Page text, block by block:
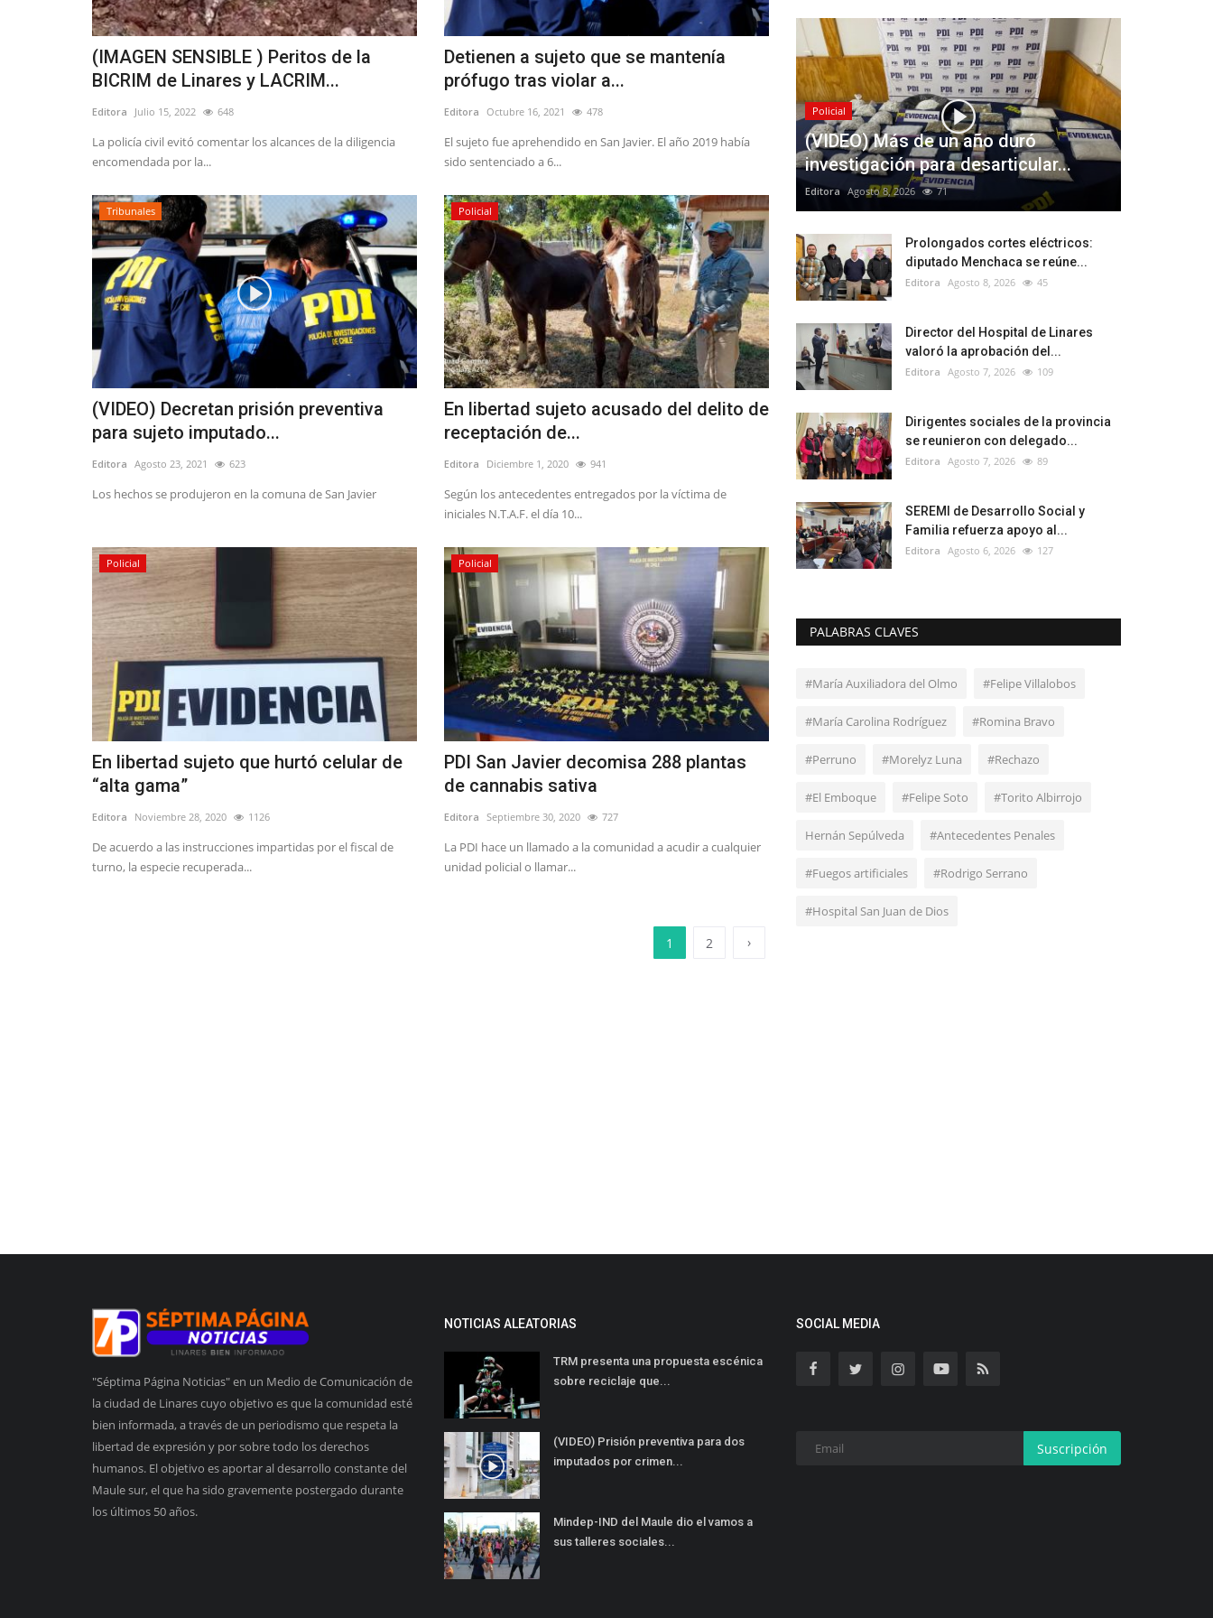
(IMAGEN SENSIBLE ) Peritos de la
BICRIM de Linares y LACRIM...
Editora Julio 15, 2022 648
La policía civil evitó comentar los alcances de la diligencia
encomendada por la...
Detienen a sujeto que se mantenía
prófugo tras violar a...
Editora Octubre 16, 2021 478
El sujeto fue aprehendido en San Javier. El año 2019 había
sido sentenciado a 6...
Tribunales
(VIDEO) Decretan prisión preventiva
para sujeto imputado...
Editora Agosto 23, 2021 623
Los hechos se produjeron en la comuna de San Javier
Policial
En libertad sujeto acusado del delito de
receptación de...
Editora Diciembre 1, 2020 941
Según los antecedentes entregados por la víctima de
iniciales N.T.A.F. el día 10...
Policial
En libertad sujeto que hurtó celular de
“alta gama”
Editora Noviembre 28, 2020 1126
De acuerdo a las instrucciones impartidas por el fiscal de
turno, la especie recuperada...
Policial
PDI San Javier decomisa 288 plantas
de cannabis sativa
Editora Septiembre 30, 2020 727
La PDI hace un llamado a la comunidad a acudir a cualquier
unidad policial o llamar...
1 2 ›
Policial
(VIDEO) Más de un año duró
investigación para desarticular...
Editora Agosto 8, 2026 71
Prolongados cortes eléctricos:
diputado Menchaca se reúne...
Editora Agosto 8, 2026 45
Director del Hospital de Linares
valoró la aprobación del...
Editora Agosto 7, 2026 109
Dirigentes sociales de la provincia
se reunieron con delegado...
Editora Agosto 7, 2026 89
SEREMI de Desarrollo Social y
Familia refuerza apoyo al...
Editora Agosto 6, 2026 127
PALABRAS CLAVES
#María Auxiliadora del Olmo #Felipe Villalobos
#María Carolina Rodríguez #Romina Bravo
#Perruno #Morelyz Luna #Rechazo
#El Emboque #Felipe Soto #Torito Albirrojo
Hernán Sepúlveda #Antecedentes Penales
#Fuegos artificiales #Rodrigo Serrano
#Hospital San Juan de Dios
"Séptima Página Noticias" en un Medio de Comunicación de
la ciudad de Linares cuyo objetivo es que la comunidad esté
bien informada, a través de un periodismo que respeta la
libertad de expresión y por sobre todo los derechos
humanos. El objetivo es aportar al desarrollo constante del
Maule sur, el que ha sido gravemente postergado durante
los últimos 50 años.
NOTICIAS ALEATORIAS
TRM presenta una propuesta escénica
sobre reciclaje que...
(VIDEO) Prisión preventiva para dos
imputados por crimen...
Mindep-IND del Maule dio el vamos a
sus talleres sociales...
SOCIAL MEDIA
Suscripción